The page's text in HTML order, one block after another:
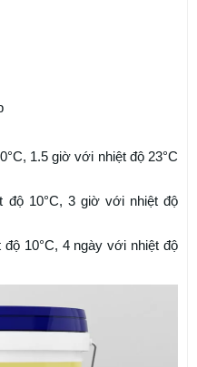
1.5 giờ với nhiệt độ 23°C
độ 10°C, 3 giờ với nhiệt độ
10°C, 4 ngày với nhiệt độ